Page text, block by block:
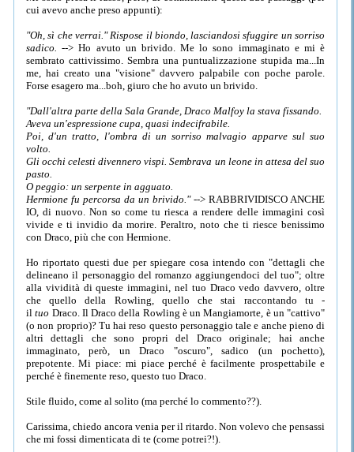
cui avevo anche preso appunti):
"Oh, sì che verrai." Rispose il biondo, lasciandosi sfuggire un sorriso
sadico.--> Ho avuto un brivido. Me lo sono immaginato e mi è
sembrato cattivissimo. Sembra una puntualizzazione stupida ma...In
me, hai creato una "visione" davvero palpabile con poche parole.
Forse esagero ma...boh, giuro che ho avuto un brivido.
"Dall'altra parte della Sala Grande, Draco Malfoy la stava fissando.
Aveva un'espressione cupa, quasi indecifrabile.
Poi, d'un tratto, l'ombra di un sorriso malvagio apparve sul suo
volto.
Gli occhi celesti divennero vispi. Sembrava un leone in attesa del suo
pasto.
O peggio: un serpente in agguato.
Hermione fu percorsa da un brivido." --> RABBRIVIDISCO ANCHE
IO, di nuovo. Non so come tu riesca a rendere delle immagini così
vivide e ti invidio da morire. Peraltro, noto che ti riesce benissimo
con Draco, più che con Hermione.
Ho riportato questi due per spiegare cosa intendo con "dettagli che
delineano il personaggio del romanzo aggiungendoci del tuo"; oltre
alla vividità di queste immagini, nel tuo Draco vedo davvero, oltre
che quello della Rowling, quello che stai raccontando tu -
iltuo Draco. Il Draco della Rowling è un Mangiamorte, è un "cattivo"
(o non proprio)? Tu hai reso questo personaggio tale e anche pieno di
altri dettagli che sono propri del Draco originale; hai anche
immaginato, però, un Draco "oscuro", sadico (un pochetto),
prepotente. Mi piace: mi piace perché è facilmente prospettabile e
perché è finemente reso, questo tuo Draco.
Stile fluido, come al solito (ma perché lo commento??).
Carissima, chiedo ancora venia per il ritardo. Non volevo che pensassi
che mi fossi dimenticata di te (come potrei?!).